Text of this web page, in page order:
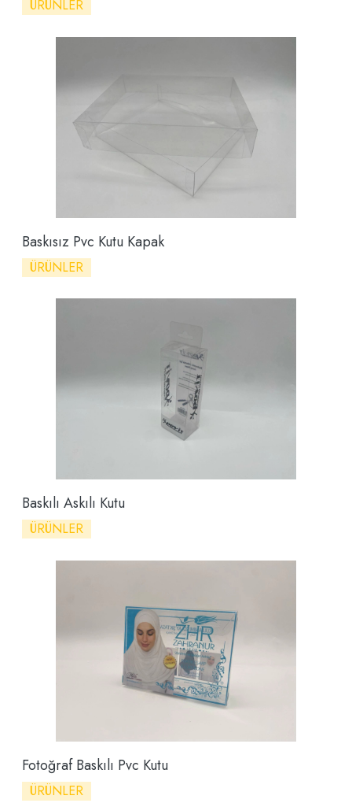
ÜRÜNLER
Baskısız Pvc Kutu Kapak
ÜRÜNLER
Baskılı Askılı Kutu
ÜRÜNLER
Fotoğraf Baskılı Pvc Kutu
ÜRÜNLER